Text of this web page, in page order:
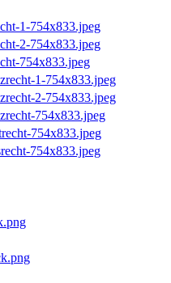
1-754x833.jpeg
2-754x833.jpeg
754x833.jpeg
1-754x833.jpeg
2-754x833.jpeg
754x833.jpeg
754x833.jpeg
754x833.jpeg